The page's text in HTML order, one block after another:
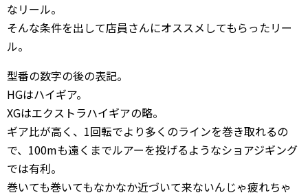
なリール。
そんな条件を出して店員さんにオススメしてもらったリー
ル。
型番の数字の後の表記。
HGはハイギア。
XGはエクストラハイギアの略。
ギア比が高く、1回転でより多くのラインを巻き取れるの
で、100mも遠くまでルアーを投げるようなショアジギング
では有利。
巻いても巻いてもなかなか近づいて来ないんじゃ疲れちゃ